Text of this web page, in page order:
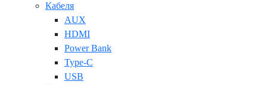
Кабеля
AUX
HDMI
Power Bank
Type-C
USB